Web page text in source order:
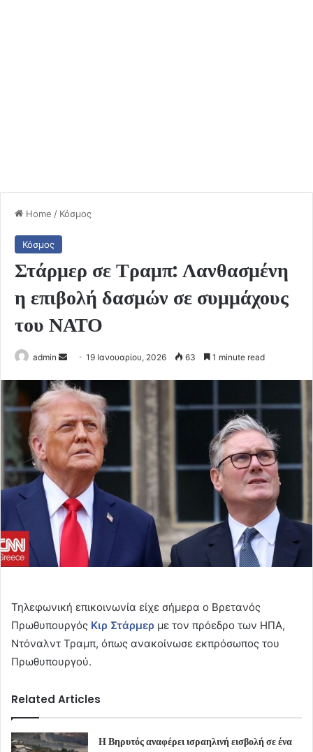
Home / Κόσμος
Κόσμος
Στάρμερ σε Τραμπ: Λανθασμένη
η επιβολή δασμών σε συμμάχους
του ΝΑΤΟ
admin
Send
email
19 Ιανουαρίου, 2026 63 1 minute read
Τηλεφωνική επικοινωνία είχε σήμερα ο Βρετανός
Πρωθυπουργός Κιρ Στάρμερ με τον πρόεδρο των ΗΠΑ,
Ντόναλντ Τραμπ, όπως ανακοίνωσε εκπρόσωπος του
Πρωθυπουργού.
Related Articles
Η Βηρυτός αναφέρει ισραηλινή εισβολή σε ένα